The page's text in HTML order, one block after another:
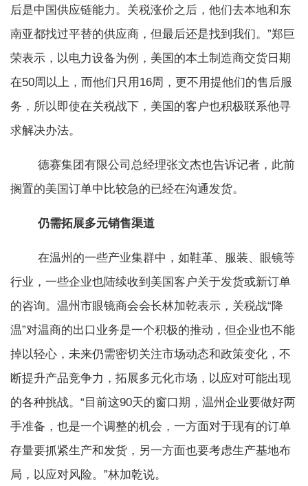
后是中国供应链能力。关税涨价之后，他们去本地和东
南亚都找过平替的供应商，但最后还是找到我们。”郑巨
荣表示，以电力设备为例，美国的本土制造商交货日期
在50周以上，而他们只用16周，更不用提他们的售后服
务，所以即使在关税战下，美国的客户也积极联系他寻
求解决办法。
德赛集团有限公司总经理张文杰也告诉记者，此前
搁置的美国订单中比较急的已经在沟通发货。
仍需拓展多元销售渠道
在温州的一些产业集群中，如鞋革、服装、眼镜等
行业，一些企业也陆续收到美国客户关于发货或新订单
的咨询。温州市眼镜商会会长林加乾表示，关税战“降
温”对温商的出口业务是一个积极的推动，但企业也不能
掉以轻心，未来仍需密切关注市场动态和政策变化，不
断提升产品竞争力，拓展多元化市场，以应对可能出现
的各种挑战。“目前这90天的窗口期，温州企业要做好两
手准备，也是一个调整的机会，一方面对于现有的订单
存量要抓紧生产和发货，另一方面也要考虑生产基地布
局，以应对风险。”林加乾说。